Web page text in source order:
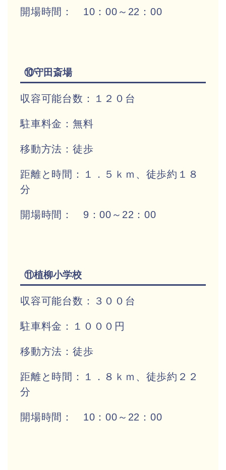
開場時間： 10：00～22：00
⑩守田斎場
収容可能台数：１２０台
駐車料金：無料
移動方法：徒歩
距離と時間：１．５ｋｍ、徒歩約１８
分
開場時間： 9：00～22：00
⑪植柳小学校
収容可能台数：３００台
駐車料金：１０００円
移動方法：徒歩
距離と時間：１．８ｋｍ、徒歩約２２
分
開場時間： 10：00～22：00